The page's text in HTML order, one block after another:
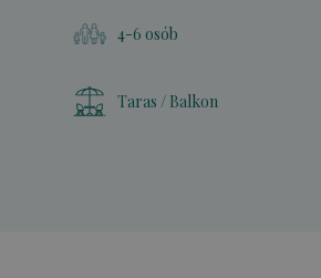
4-6 osób
Taras / Balkon